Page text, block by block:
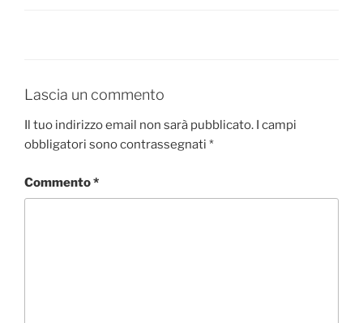
Lascia un commento
Il tuo indirizzo email non sarà pubblicato. I campi
obbligatori sono contrassegnati *
Commento*